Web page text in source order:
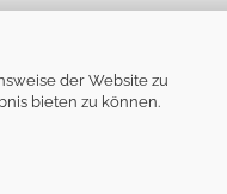
der Website zu
bieten zu können.